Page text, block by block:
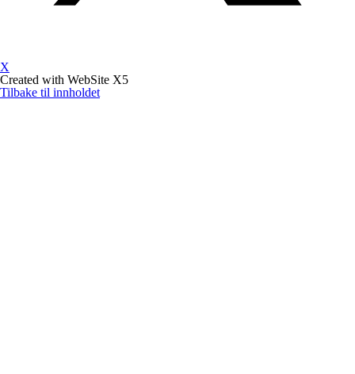
X
Created with WebSite X5
Tilbake til innholdet